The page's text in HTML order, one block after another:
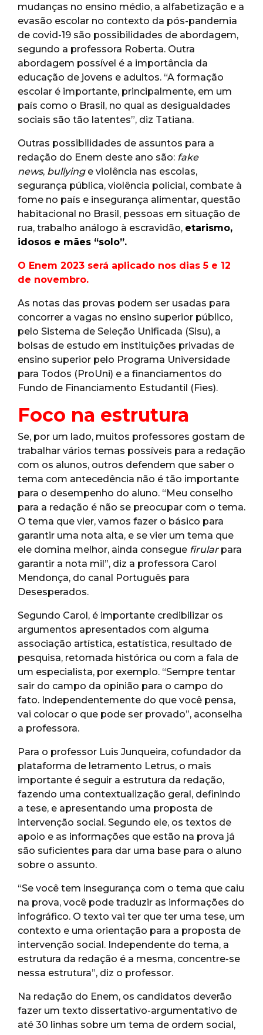
mudanças no ensino médio, a alfabetização e a
evasão escolar no contexto da pós-pandemia
de covid-19 são possibilidades de abordagem,
segundo a professora Roberta. Outra
abordagem possível é a importância da
educação de jovens e adultos. “A formação
escolar é importante, principalmente, em um
país como o Brasil, no qual as desigualdades
sociais são tão latentes”, diz Tatiana.
Outras possibilidades de assuntos para a
redação do Enem deste ano são: fake
news, bullyinge violência nas escolas,
segurança pública, violência policial, combate à
fome no país e insegurança alimentar, questão
habitacional no Brasil, pessoas em situação de
rua, trabalho análogo à escravidão, etarismo,
idosos e mães “solo”.
O Enem 2023 será aplicado nos dias 5 e 12
de novembro.
As notas das provas podem ser usadas para
concorrer a vagas no ensino superior público,
pelo Sistema de Seleção Unificada (Sisu), a
bolsas de estudo em instituições privadas de
ensino superior pelo Programa Universidade
para Todos (ProUni) e a financiamentos do
Fundo de Financiamento Estudantil (Fies).
Foco na estrutura
Se, por um lado, muitos professores gostam de
trabalhar vários temas possíveis para a redação
com os alunos, outros defendem que saber o
tema com antecedência não é tão importante
para o desempenho do aluno. “Meu conselho
para a redação é não se preocupar com o tema.
O tema que vier, vamos fazer o básico para
garantir uma nota alta, e se vier um tema que
ele domina melhor, ainda consegue firularpara
garantir a nota mil”, diz a professora Carol
Mendonça, do canal Português para
Desesperados.
Segundo Carol, é importante credibilizar os
argumentos apresentados com alguma
associação artística, estatística, resultado de
pesquisa, retomada histórica ou com a fala de
um especialista, por exemplo. “Sempre tentar
sair do campo da opinião para o campo do
fato. Independentemente do que você pensa,
vai colocar o que pode ser provado”, aconselha
a professora.
Para o professor Luis Junqueira, cofundador da
plataforma de letramento Letrus, o mais
importante é seguir a estrutura da redação,
fazendo uma contextualização geral, definindo
a tese, e apresentando uma proposta de
intervenção social. Segundo ele, os textos de
apoio e as informações que estão na prova já
são suficientes para dar uma base para o aluno
sobre o assunto.
“Se você tem insegurança com o tema que caiu
na prova, você pode traduzir as informações do
infográfico. O texto vai ter que ter uma tese, um
contexto e uma orientação para a proposta de
intervenção social. Independente do tema, a
estrutura da redação é a mesma, concentre-se
nessa estrutura”, diz o professor.
Na redação do Enem, os candidatos deverão
fazer um texto dissertativo-argumentativo de
até 30 linhas sobre um tema de ordem social,